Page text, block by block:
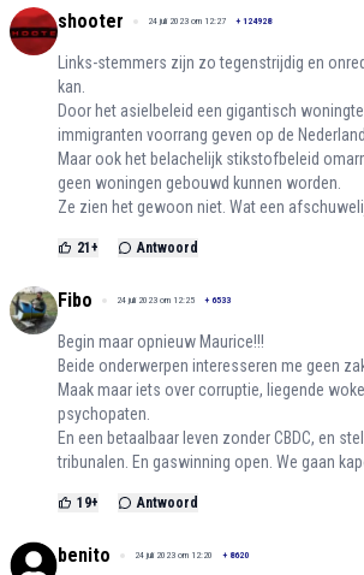
shooter 24 juli 2023 om 12:27 + 124928
Links-stemmers zijn zo tegenstrijdig en
kan.
Door het asielbeleid een gigantisch
immigranten voorrang geven op de
Maar ook het belachelijk stikstofbeleid
geen woningen gebouwd kunnen worden.
Ze zien het gewoon niet. Wat een
21 + Antwoord
Fibo 24 juli 2023 om 12:25 + 6533
Begin maar opnieuw Maurice!!!
Beide onderwerpen interesseren me geen
Maak maar iets over corruptie, liegende
psychopaten.
En een betaalbaar leven zonder CBDC, en
tribunalen. En gaswinning open. We gaan
19+ Antwoord
benito 24 juli 2023 om 12:20 + 8620